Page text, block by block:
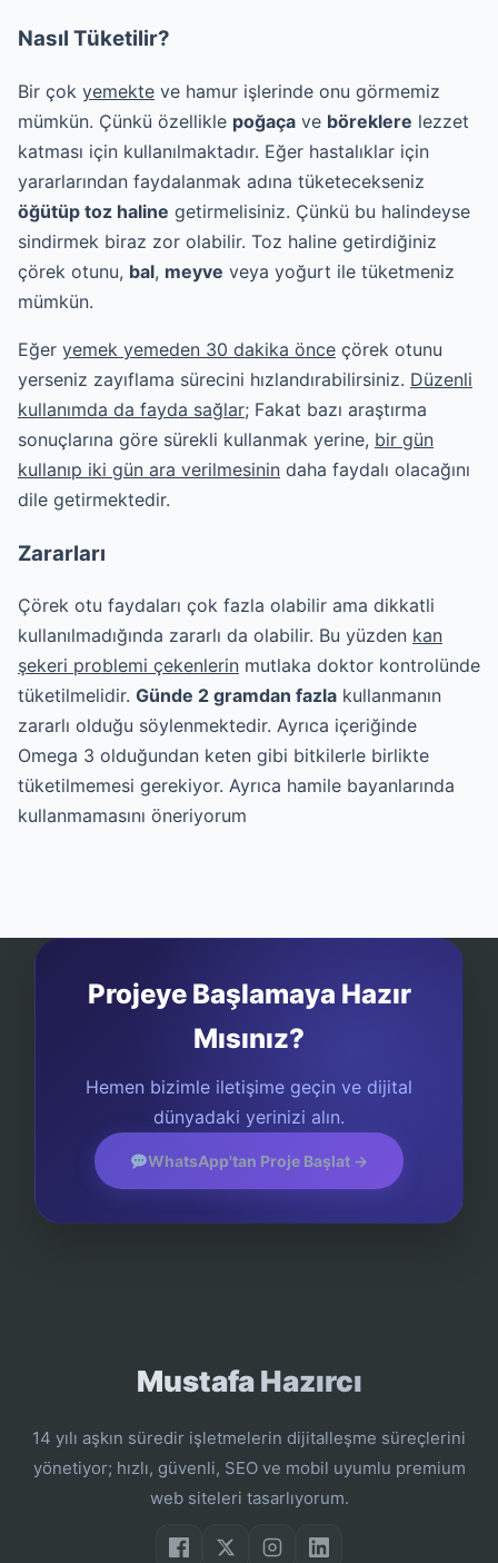
Nasıl Tüketilir?
Bir çok yemekte ve hamur işlerinde onu görmemiz
mümkün. Çünkü özellikle poğaça ve böreklere lezzet
katması için kullanılmaktadır. Eğer hastalıklar için
yararlarından faydalanmak adına tüketecekseniz
öğütüp toz haline getirmelisiniz. Çünkü bu halindeyse
sindirmek biraz zor olabilir. Toz haline getirdiğiniz
çörek otunu, bal, meyve veya yoğurt ile tüketmeniz
mümkün.
Eğer yemek yemeden 30 dakika önce çörek otunu
yerseniz zayıflama sürecini hızlandırabilirsiniz. Düzenli
kullanımda da fayda sağlar; Fakat bazı araştırma
sonuçlarına göre sürekli kullanmak yerine, bir gün
kullanıp iki gün ara verilmesinin daha faydalı olacağını
dile getirmektedir.
Zararları
Çörek otu faydaları çok fazla olabilir ama dikkatli
kullanılmadığında zararlı da olabilir. Bu yüzden kan
şekeri problemi çekenlerin mutlaka doktor kontrolünde
tüketilmelidir. Günde 2 gramdan fazla kullanmanın
zararlı olduğu söylenmektedir. Ayrıca içeriğinde
Omega 3 olduğundan keten gibi bitkilerle birlikte
tüketilmemesi gerekiyor. Ayrıca hamile bayanlarında
kullanmamasını öneriyorum
Projeye Başlamaya Hazır
Mısınız?
Hemen bizimle iletişime geçin ve dijital
dünyadaki yerinizi alın.
WhatsApp'tan Proje Başlat →
Mustafa Hazırcı
14 yılı aşkın süredir işletmelerin dijitalleşme süreçlerini
yönetiyor; hızlı, güvenli, SEO ve mobil uyumlu premium
web siteleri tasarlıyorum.